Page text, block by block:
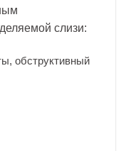
слизи:
обструктивный